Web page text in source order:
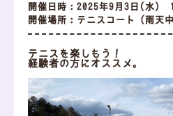
開催日時：2025年9月3日(水)
開催場所：テニスコート（雨天中
テニスを楽しもう！
経験者の方にオススメ。